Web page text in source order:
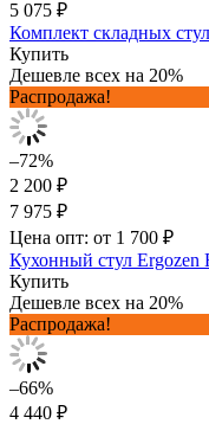
5 075 ₽
Комплект складных
Купить
Дешевле всех на 20%
Распродажа!
–72%
2 200 ₽
7 975 ₽
Цена опт: от 1 700 ₽
Кухонный стул Ergozen
Купить
Дешевле всех на 20%
Распродажа!
–66%
4 440 ₽